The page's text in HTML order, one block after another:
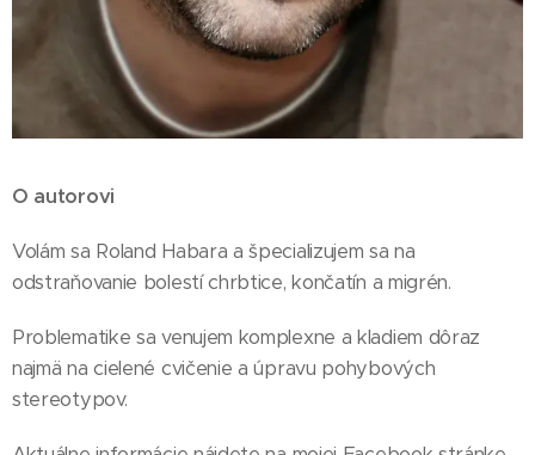
O autorovi
Volám sa Roland Habara a špecializujem sa na
odstraňovanie bolestí chrbtice, končatín a migrén.
Problematike sa venujem komplexne a kladiem dôraz
najmä na cielené cvičenie a úpravu pohybových
stereotypov.